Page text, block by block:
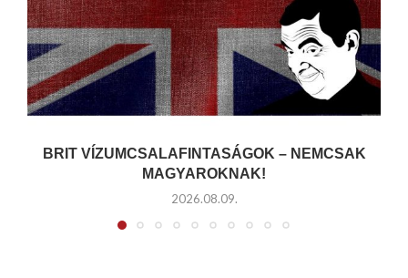
BRIT VÍZUMCSALAFINTASÁGOK – NEMCSAK
MAGYAROKNAK!
2026.08.09.